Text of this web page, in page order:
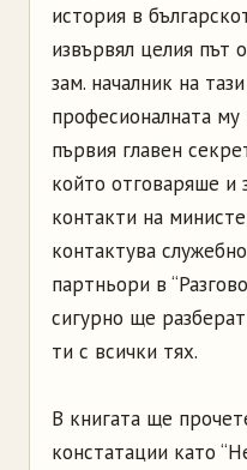
история в
извървял целия път
зам. началник на
професионалната
първия главен
който отговаряше
контакти на
контактува
партньори в
сигурно ще
ти с всички тях.
В книгата ще
констатации като